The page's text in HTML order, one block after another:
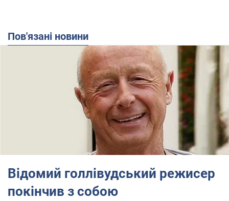
Пов'язані новини
Відомий голлівудський режисер
покінчив з собою